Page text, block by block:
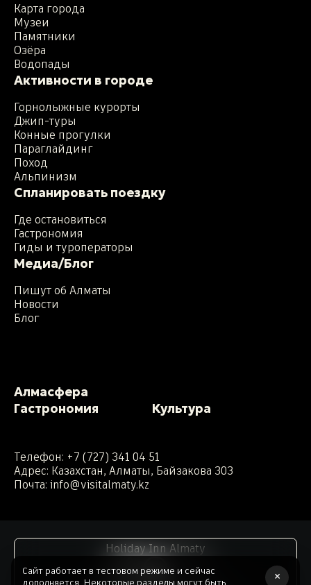
Карта города
Музеи
Памятники
Озёра
Водопады
Активности в городе
Горнолыжные курорты
Джип-туры
Конные прогулки
Параглайдинг
Поход
Альпинизм
Спланировать поездку
Где остановиться
Гастрономия
Гиды и туроператоры
Медиа/Блог
Пишут об Алматы
Новости
Блог
Алмасфера
Гастрономия
Культура
Телефон: +7 (727) 341 04 51
Адрес: Казахстан, Алматы, Байзакова 303
Почта: info@visitalmaty.kz
Holiday Inn Almaty
Сайт работает в тестовом режиме и сейчас
×